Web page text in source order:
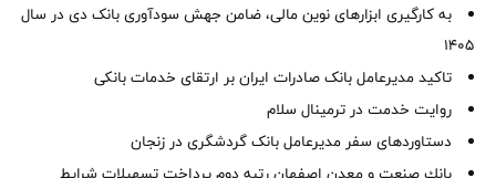
به کارگیری ابزارهای نوین مالی، ضامن جهش سودآوری بانک دی در سال
1405
تاکید مدیرعامل بانک صادرات ایران بر ارتقای خدمات بانکی
روایت خدمت در ترمینال سلام
دستاوردهای سفر مدیرعامل بانک گردشگری در زنجان